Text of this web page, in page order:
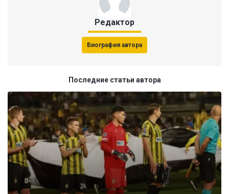
Редактор
Биография автора
Последние статьи автора